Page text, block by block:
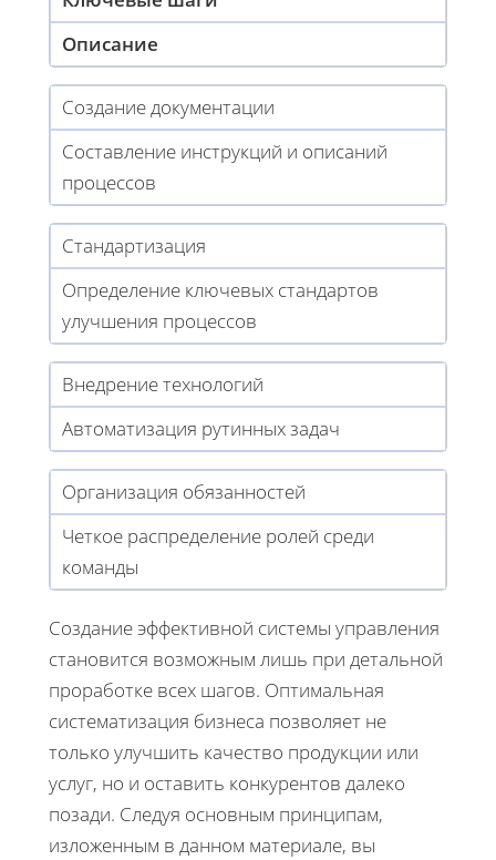
Описание
Создание документации
Составление инструкций и описаний
процессов
Стандартизация
Определение ключевых стандартов
улучшения процессов
Внедрение технологий
Автоматизация рутинных задач
Организация обязанностей
Четкое распределение ролей среди
команды
Создание эффективной системы управления
становится возможным лишь при детальной
проработке всех шагов. Оптимальная
систематизация бизнеса позволяет не
только улучшить качество продукции или
услуг, но и оставить конкурентов далеко
позади. Следуя основным принципам,
изложенным в данном материале, вы